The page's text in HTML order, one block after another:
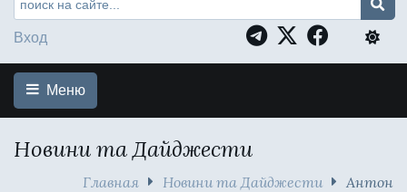
Вход
Меню
Новини та Дайджести
Главная Новини та Дайджести
Антон